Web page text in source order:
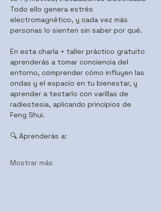
Todo ello genera estrés
electromagnético, y cada vez más
personas lo sienten sin saber por qué.
En esta charla + taller práctico gratuito
aprenderás a tomar conciencia del
entorno, comprender cómo influyen las
ondas y el espacio en tu bienestar, y
aprender a testarlo con varillas de
radiestesia, aplicando principios de
Feng Shui.
🔍 Aprenderás a:
Mostrar más